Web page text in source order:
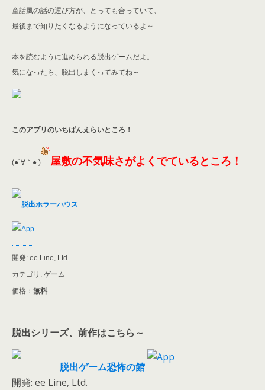
童話風の話の運び方が、とっても合っていて、
最後まで知りたくなるようになっているよ～
本を読むように進められる脱出ゲームだよ。
気になったら、脱出しまくってみてね～
このアプリのいちばんえらいところ！
(●´∀｀● ) 屋敷の不気味さがよくでているところ！
脱出ホラーハウス
開発: ee Line, Ltd.
カテゴリ: ゲーム
価格： 無料
脱出シリーズ、前作はこちら～
脱出ゲーム恐怖の館
開発: ee Line, Ltd.